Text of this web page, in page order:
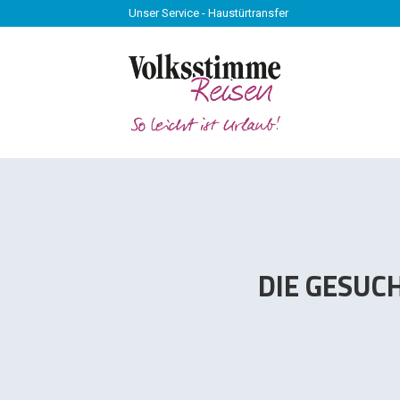
Unser Service - Haustürtransfer
Unser Service - Haustürtransfer
DIE